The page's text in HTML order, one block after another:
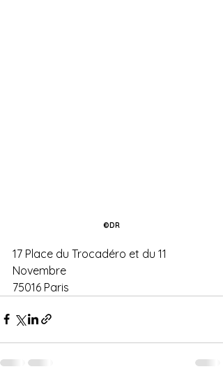
©DR
17 Place du Trocadéro et du 11
Novembre
75016 Paris